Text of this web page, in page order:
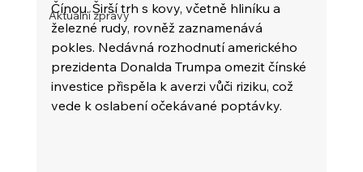
Aktuální zprávy
Čínou. Širší trh s kovy, včetně hliníku a
železné rudy, rovněž zaznamenává
pokles. Nedávná rozhodnutí amerického
prezidenta Donalda Trumpa omezit čínské
investice přispěla k averzi vůči riziku, což
vede k oslabení očekávané poptávky.